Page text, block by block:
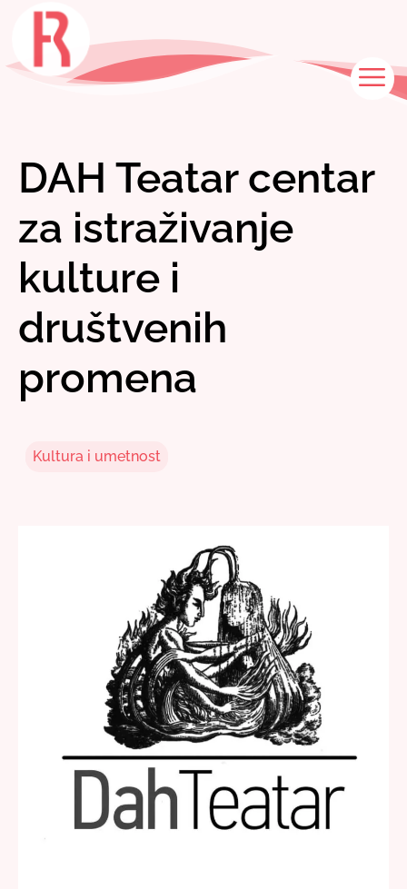
DAH Teatar centar
za istraživanje
kulture i
društvenih
promena
Kultura i umetnost